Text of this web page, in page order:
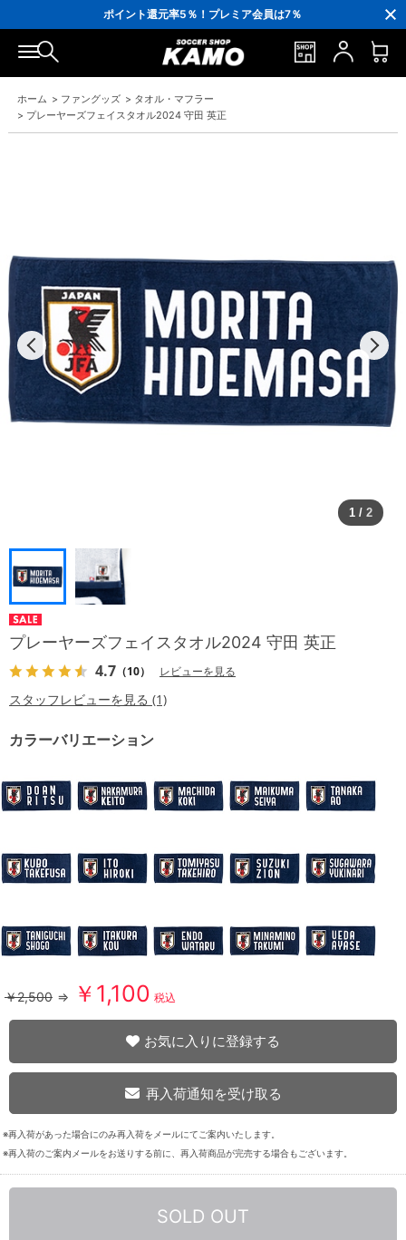
ポイント還元率5％！プレミア会員は7％
会員の方にはお誕生月に「10％OFFクーポン」プレゼント！
16,000円(税込)以上でシューズケースプレゼント！
3,300円(税込)以上で送料無料！
ホーム > ファングッズ > タオル・マフラー
> プレーヤーズフェイスタオル2024 守田 英正
1 / 2
プレーヤーズフェイスタオル2024 守田 英正
4.7 （10） レビューを見る
スタッフレビューを見る (1)
カラーバリエーション
￥2,500 ⇒ ￥1,100 税込
お気に入りに登録する
再入荷通知を受け取る
※再入荷があった場合にのみ再入荷をメールにてご案内いたします。
※再入荷のご案内メールをお送りする前に、再入荷商品が完売する場合もございます。
SOLD OUT